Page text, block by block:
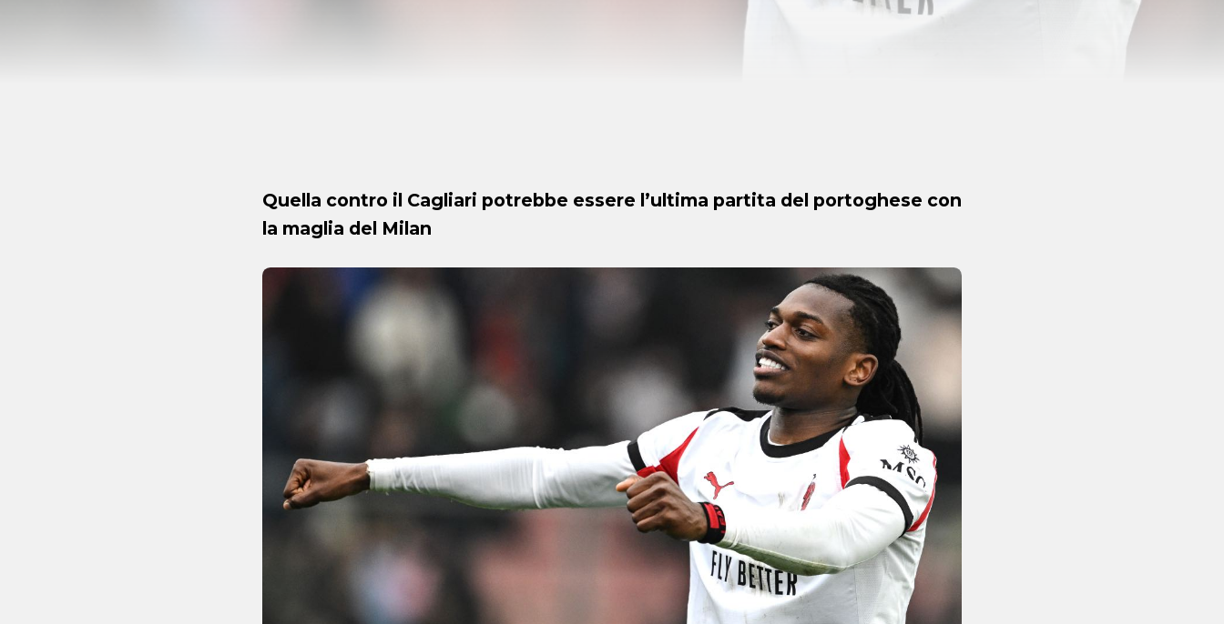
Quella contro il Cagliari potrebbe essere l’ultima partita del portoghese con
la maglia del Milan